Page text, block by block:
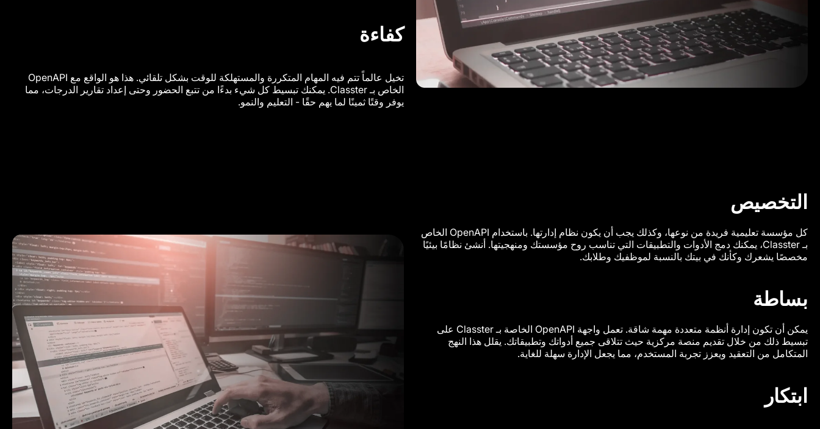
كفاءة
تخيل عالماً تتم فيه المهام المتكررة والمستهلكة للوقت بشكل تلقائي. هذا هو الواقع مع OpenAPI
الخاص بـ Classter. يمكنك تبسيط كل شيء بدءًا من تتبع الحضور وحتى إعداد تقارير الدرجات، مما
يوفر وقتًا ثمينًا لما يهم حقًا - التعليم والنمو.
التخصيص
كل مؤسسة تعليمية فريدة من نوعها، وكذلك يجب أن يكون نظام إدارتها. باستخدام OpenAPI الخاص
بـ Classter، يمكنك دمج الأدوات والتطبيقات التي تناسب روح مؤسستك ومنهجيتها. أنشئ نظامًا بيئيًا
مخصصًا يشعرك وكأنك في بيتك بالنسبة لموظفيك وطلابك.
بساطة
يمكن أن تكون إدارة أنظمة متعددة مهمة شاقة. تعمل واجهة OpenAPI الخاصة بـ Classter على
تبسيط ذلك من خلال تقديم منصة مركزية حيث تتلاقى جميع أدواتك وتطبيقاتك. يقلل هذا النهج
المتكامل من التعقيد ويعزز تجربة المستخدم، مما يجعل الإدارة سهلة للغاية.
ابتكار